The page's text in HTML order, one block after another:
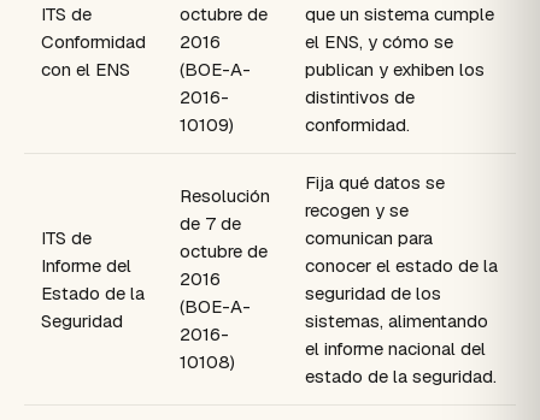
ITS de
Conformidad
con el ENS
octubre de
2016
(BOE-A-
2016-
10109)
que un sistema cumple
el ENS, y cómo se
publican y exhiben los
distintivos de
conformidad.
ITS de
Informe del
Estado de la
Seguridad
Resolución
de 7 de
octubre de
2016
(BOE-A-
2016-
10108)
Fija qué datos se
recogen y se
comunican para
conocer el estado de la
seguridad de los
sistemas, alimentando
el informe nacional del
estado de la seguridad.